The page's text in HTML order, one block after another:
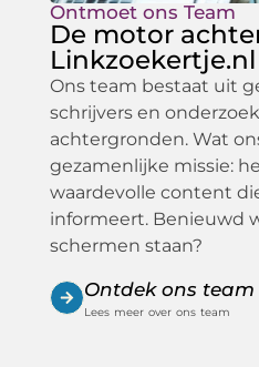
Ontmoet ons Team
De motor
Linkzoekertje.nl
Ons team bestaat uit
schrijvers en
achtergronden. Wat
gezamenlijke missie:
waardevolle content
informeert. Benieuwd
schermen staan?
Ontdek ons team
Lees meer over ons team